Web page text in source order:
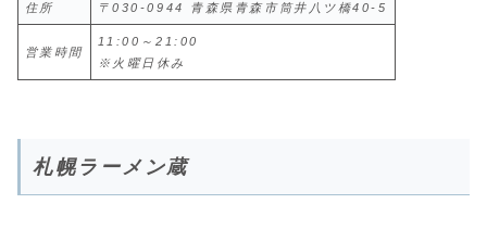
住所 〒030-0944 青森県青森市筒井八ツ橋40-5
営業時間
11:00～21:00
※火曜日休み
札幌ラーメン蔵